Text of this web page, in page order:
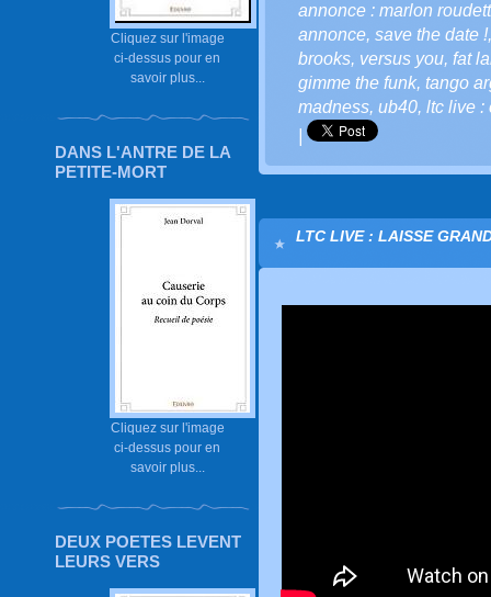
Cliquez sur l'image
ci-dessus pour en
savoir plus...
DANS L'ANTRE DE LA
PETITE-MORT
Cliquez sur l'image
ci-dessus pour en
savoir plus...
DEUX POETES LEVENT
LEURS VERS
annonce : marlon
annonce, save the date !
brooks, versus you, fat
gimme the funk, tango
madness, ub40, ltc live :
LTC LIVE : LAISSE